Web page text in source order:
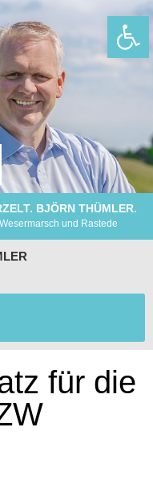
BJÖRN THÜMLER.
und Rastede
für die